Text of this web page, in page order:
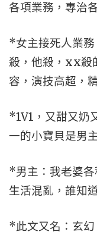
各項業務，專治
*女主接死人業務
殺，他殺，xx殺
容，演技高超，
*1V1，又甜又奶
一的小寶貝是男
*男主：我老婆
生活混亂，誰知
*此文又名：玄